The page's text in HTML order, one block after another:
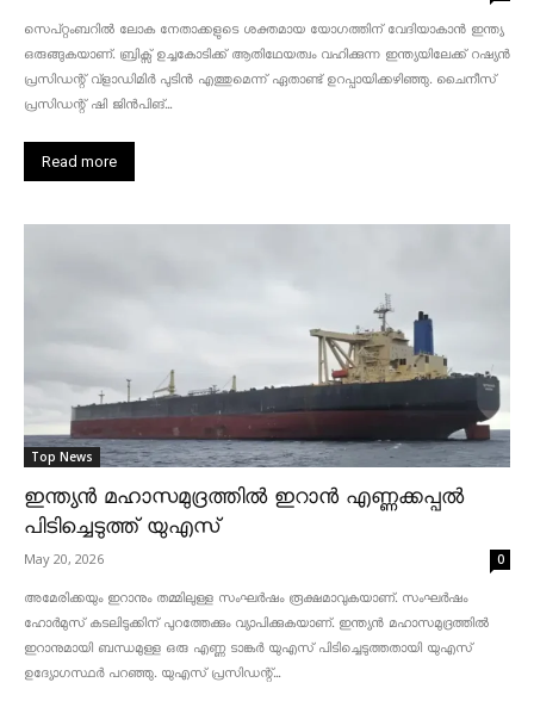
സെപ്റ്റംബറിൽ ലോക നേതാക്കളുടെ ശക്തമായ യോഗത്തിന് വേദിയാകാൻ ഇന്ത്യ
ഒരുങ്ങുകയാണ്. ബ്രിക്സ് ഉച്ചകോടിക്ക് ആതിഥേയത്വം വഹിക്കുന്ന ഇന്ത്യയിലേക്ക് റഷ്യൻ
പ്രസിഡന്റ് വ്‌ളാഡിമിർ പുടിൻ എത്തുമെന്ന് ഏതാണ്ട് ഉറപ്പായിക്കഴിഞ്ഞു. ചൈനീസ്
പ്രസിഡന്റ് ഷി ജിൻപിങ്...
Read more
Top News
ഇന്ത്യൻ മഹാസമുദ്രത്തിൽ ഇറാൻ എണ്ണക്കപ്പൽ
പിടിച്ചെടുത്ത് യുഎസ്
May 20, 2026 0
അമേരിക്കയും ഇറാനും തമ്മിലുള്ള സംഘർഷം രൂക്ഷമാവുകയാണ്. സംഘർഷം
ഹോർമുസ് കടലിടുക്കിന് പുറത്തേക്കും വ്യാപിക്കുകയാണ്. ഇന്ത്യൻ മഹാസമുദ്രത്തിൽ
ഇറാനുമായി ബന്ധമുള്ള ഒരു എണ്ണ ടാങ്കർ യുഎസ് പിടിച്ചെടുത്തതായി യുഎസ്
ഉദ്യോഗസ്ഥർ പറഞ്ഞു. യുഎസ് പ്രസിഡന്റ്...